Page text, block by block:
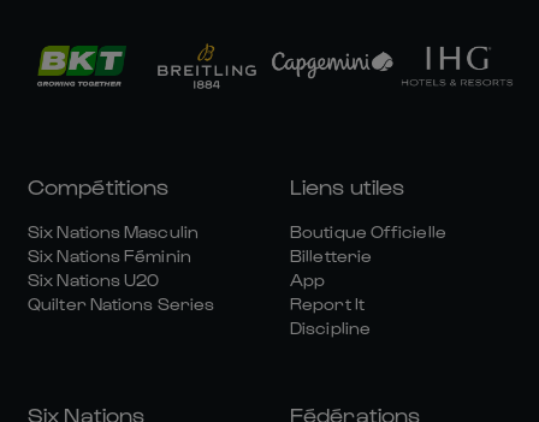
Compétitions
Six Nations Masculin
Six Nations Féminin
Six Nations U20
Quilter Nations Series
Liens utiles
Boutique Officielle
Billetterie
App
Report It
Discipline
Six Nations Fédérations